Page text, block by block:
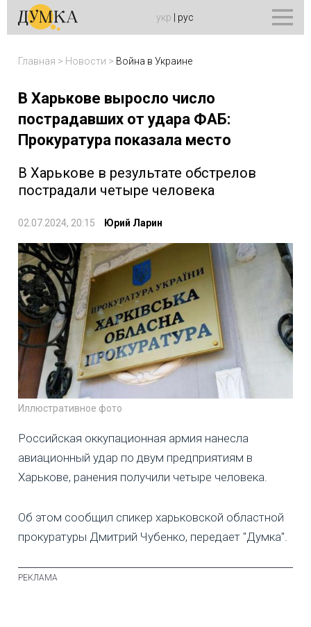
укр рус
Главная > Новости > Война в Украине
В Харькове выросло число
пострадавших от удара ФАБ:
Прокуратура показала место
В Харькове в результате обстрелов
пострадали четыре человека
02.07.2024, 20:15 Юрий Ларин
Иллюстративное фото
Российская оккупационная армия нанесла
авиационный удар по двум предприятиям в
Харькове, ранения получили четыре человека.
Об этом сообщил спикер харьковской областной
прокуратуры Дмитрий Чубенко, передает "Думка".